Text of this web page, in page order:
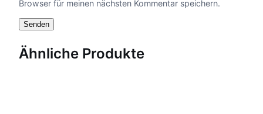
Browser für meinen nächsten Kommentar speichern.
Ähnliche Produkte